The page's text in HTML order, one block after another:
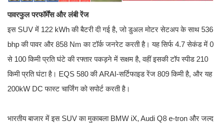
पावरफुल परफॉर्मेंस और लंबी रेंज
इस SUV में 122 kWh की बैटरी दी गई है, जो डुअल मोटर सेटअप के साथ 536
bhp की पावर और 858 Nm का टॉर्क जनरेट करती है। यह सिर्फ 4.7 सेकंड में 0
से 100 किमी प्रति घंटे की रफ्तार पकड़ने में सक्षम है, वहीं इसकी टॉप स्पीड 210
किमी प्रति घंटा है। EQS 580 की ARAI-सर्टिफाइड रेंज 809 किमी है, और यह
200kW DC फास्ट चार्जिंग को सपोर्ट करती है।
भारतीय बाजार में इस SUV का मुकाबला BMW iX, Audi Q8 e-tron और जल्द